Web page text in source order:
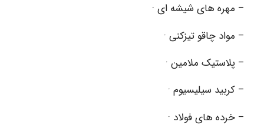
– مهره های شیشه ای ·
– مواد چاقو تیزکنی ·
– پلاستیک ملامین ·
– کربید سیلیسیوم ·
– خرده های فولاد ·